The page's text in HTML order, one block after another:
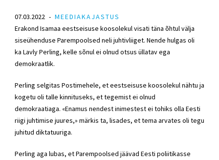
07.03.2022
MEEDIAKAJASTUS
Erakond Isamaa eestseisuse koosolekul visati täna õhtul välja
siseühenduse Parempoolsed neli juhtivliiget. Nende hulgas oli
ka Lavly Perling, kelle sõnul ei olnud otsus üllatav ega
demokraatlik.
Perling selgitas Postimehele, et eestseisuse koosolekul nähtu ja
kogetu oli talle kinnituseks, et tegemist ei olnud
demokraatiaga. «Enamus nendest inimestest ei tohiks olla Eesti
riigi juhtimise juures,» märkis ta, lisades, et tema arvates oli tegu
juhitud diktatuuriga.
Perling aga lubas, et Parempoolsed jäävad Eesti poliitikasse